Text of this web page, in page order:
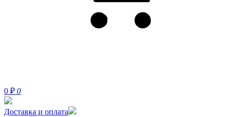
0 ₽ 0
Доставка и оплата